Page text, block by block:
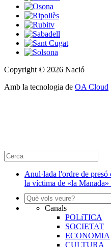
Copyright © 2026 Nació
Amb la tecnologia de OA Cloud
Anul·lada l'ordre de
la víctima de «la Manada»
Canals
POLíTICA
SOCIETAT
ECONOMIA
CULTURA